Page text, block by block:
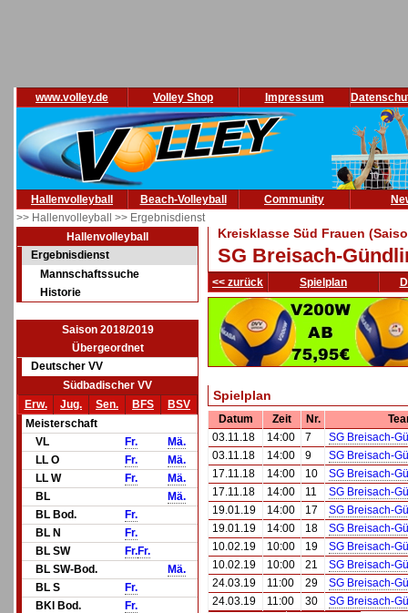
www.volley.de Volley Shop Impressum
Hallenvolleyball Beach-Volleyball Community
>> Hallenvolleyball >> Ergebnisdienst
Hallenvolleyball
Ergebnisdienst
Mannschaftssuche
Historie
Saison 2018/2019
Übergeordnet
Deutscher VV
Südbadischer VV
Erw.
Jug. Sen. BFS
BSV
Meisterschaft
VL
Fr.
Mä.
LL O
Fr.
Mä.
LL W
Fr.
Mä.
BL
Mä.
BL Bod.
Fr.
BL N
Fr.
BL SW
Fr.Fr.
BL SW-Bod.
Mä.
BL S
Fr.
BKl Bod.
Fr.
Kreisklasse Süd Frauen
SG Breisach-
<< zurück Spielplan
Spielplan
Datum Zeit Nr.
03.11.18
14:00 7
SG Breisach-
03.11.18
14:00 9
SG Breisach-
17.11.18
14:00 10
SG Breisach-
17.11.18
14:00 11
SG Breisach-
19.01.19
14:00 17
SG Breisach-
19.01.19
14:00 18
SG Breisach-
10.02.19
10:00 19
SG Breisach-
10.02.19
10:00 21
SG Breisach-
24.03.19
11:00 29
SG Breisach-
24.03.19
11:00 30
SG Breisach-